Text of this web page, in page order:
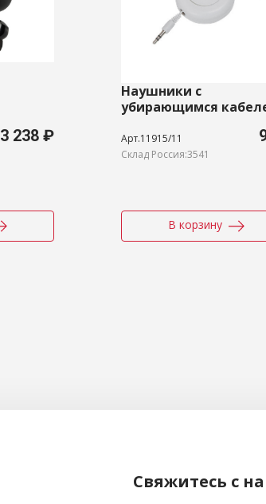
3 238 ₽
Наушники с
убирающимся
Арт.11915/11
Склад Россия:3541
В корзину
Свяжитесь с